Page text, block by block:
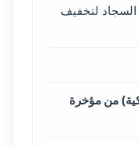
لتخفيف
من مؤخرة